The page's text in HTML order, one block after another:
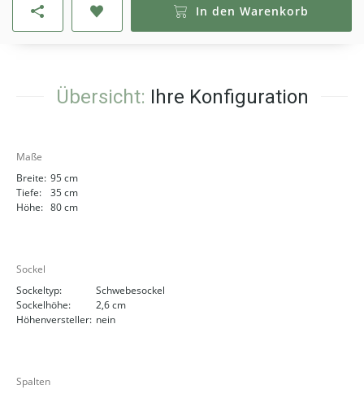
In den Warenkorb
Übersicht: Ihre Konfiguration
Maße
Breite: 95 cm
Tiefe:
35 cm
Höhe: 80 cm
Sockel
Sockeltyp:
Schwebesockel
Sockelhöhe:
2,6 cm
Höhenversteller: nein
Spalten